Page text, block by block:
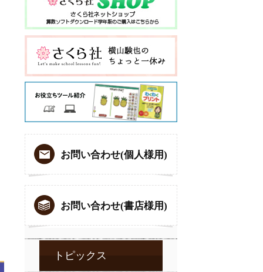
お問い合わせ(個人様用)
お問い合わせ(書店様用)
トピックス